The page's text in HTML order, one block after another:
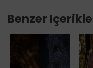
Benzer